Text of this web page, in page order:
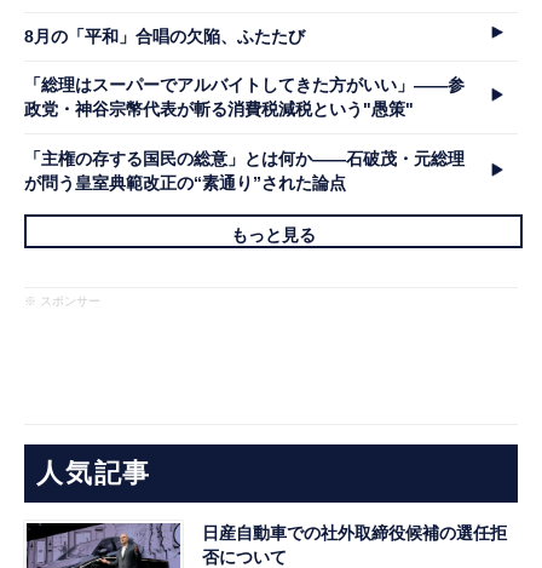
8月の「平和」合唱の欠陥、ふたたび
「総理はスーパーでアルバイトしてきた方がいい」――参
政党・神谷宗幣代表が斬る消費税減税という"愚策"
「主権の存する国民の総意」とは何か――石破茂・元総理
が問う皇室典範改正の“素通り”された論点
もっと見る
※ スポンサー
人気記事
日産自動車での社外取締役候補の選任拒
否について